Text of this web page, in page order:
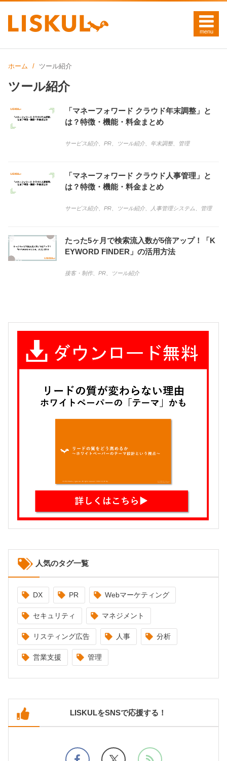
ホーム ツール紹介
ツール紹介
「マネーフォワード クラウド年末調整」と
は？特徴・機能・料金まとめ
サービス紹介、 PR ツール紹介、 年末調整、 管理
「マネーフォワード クラウド人事管理」と
は？特徴・機能・料金まとめ
サービス紹介、 PR ツール紹介、 人事管理システム 管理
たった5ヶ月で検索流入数が5倍アップ！「K
EYWORD FINDER」の活用方法
接客・制作、 PR ツール紹介
人気のタグ一覧
DX PR Webマーケティング
セキュリティ マネジメント
リスティング広告 人事 分析
営業支援 管理
LISKULをSNSで応援する！